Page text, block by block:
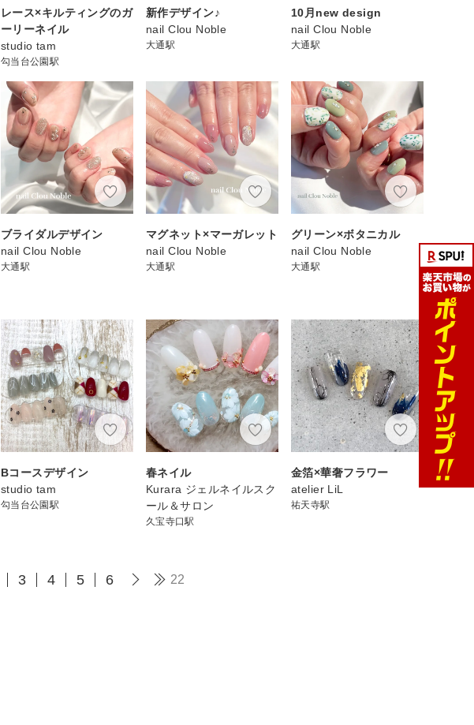
レース×キルティングのガ
ーリーネイル
studio tam
勾当台公園駅
新作デザイン♪
nail Clou Noble
大通駅
10月new design
nail Clou Noble
大通駅
ブライダルデザイン
nail Clou Noble
大通駅
マグネット×マーガレット
nail Clou Noble
大通駅
グリーン×ボタニカル
nail Clou Noble
大通駅
Bコースデザイン
studio tam
勾当台公園駅
春ネイル
Kurara ジェルネイルスク
ール＆サロン
久宝寺口駅
金箔×華奢フラワー
atelier LiL
祐天寺駅
3 4 5 6 22